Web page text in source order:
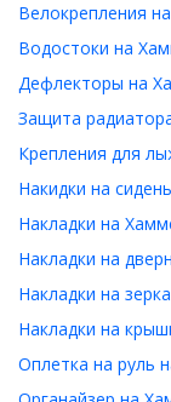
Велокрепления
Водостоки на
Дефлекторы на
Защита
Крепления для
Накидки на
Накладки на
Накладки на
Накладки на
Накладки на
Оплетка на руль